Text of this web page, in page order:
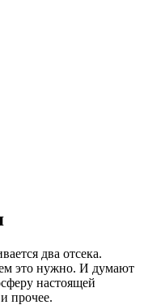
два отсека.
это нужно. И думают
настоящей
прочее.